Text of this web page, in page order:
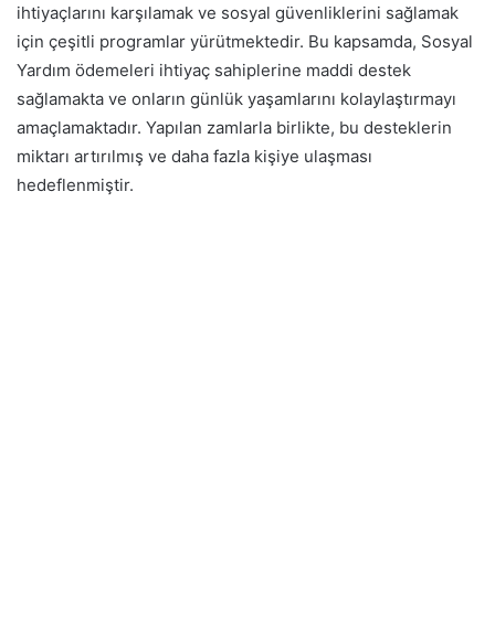
ihtiyaçlarını karşılamak ve sosyal güvenliklerini sağlamak
için çeşitli programlar yürütmektedir. Bu kapsamda, Sosyal
Yardım ödemeleri ihtiyaç sahiplerine maddi destek
sağlamakta ve onların günlük yaşamlarını kolaylaştırmayı
amaçlamaktadır. Yapılan zamlarla birlikte, bu desteklerin
miktarı artırılmış ve daha fazla kişiye ulaşması
hedeflenmiştir.